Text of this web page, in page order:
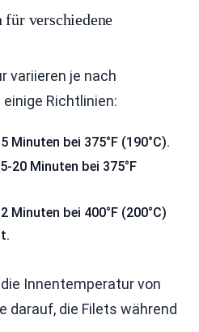
verschiedene
variieren je nach
Richtlinien:
Minuten bei 375°F (190°C).
20 Minuten bei 375°F
Minuten bei 400°F (200°C)
Innentemperatur von
darauf, die Filets während